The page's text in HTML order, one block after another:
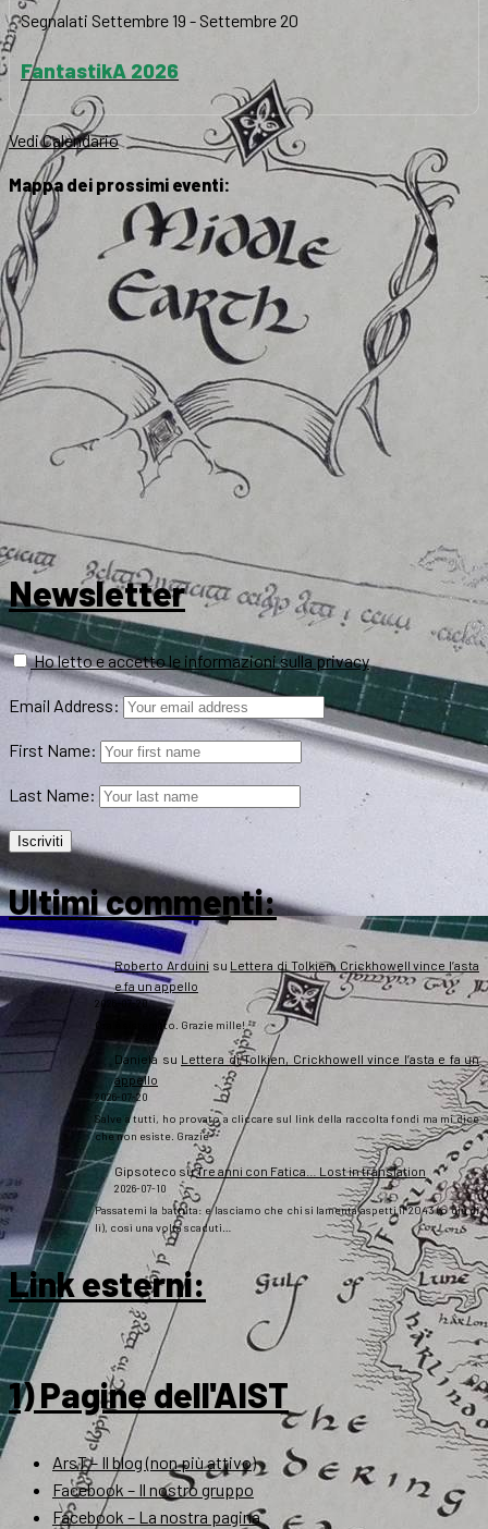
Segnalati Settembre 19 -Settembre 20
FantastikA 2026
Vedi Calendario
Mappa dei prossimi eventi:
Newsletter
Ho letto e accetto le informazioni sulla privacy
Email Address:
First Name:
Last Name:
Ultimi commenti:
Roberto Arduini su Lettera di Tolkien, Crickhowell vince l’asta
e fa un appello
2026-07-20
Ora è sistemato. Grazie mille!
Daniela su Lettera di Tolkien, Crickhowell vince l’asta e fa un
appello
2026-07-20
Salve a tutti, ho provato a cliccare sul link della raccolta fondi ma mi dice
che non esiste. Grazie
Gipsoteco suTre anni con Fatica… Lost in translation
2026-07-10
Passatemi la battuta: e lasciamo che chi si lamenta aspetti il 2043 (o giù di
lì), così una volta scaduti…
Link esterni:
1) Pagine dell'AIST
ArsT – Il blog (non più attivo)
Facebook – Il nostro gruppo
Facebook – La nostra pagina